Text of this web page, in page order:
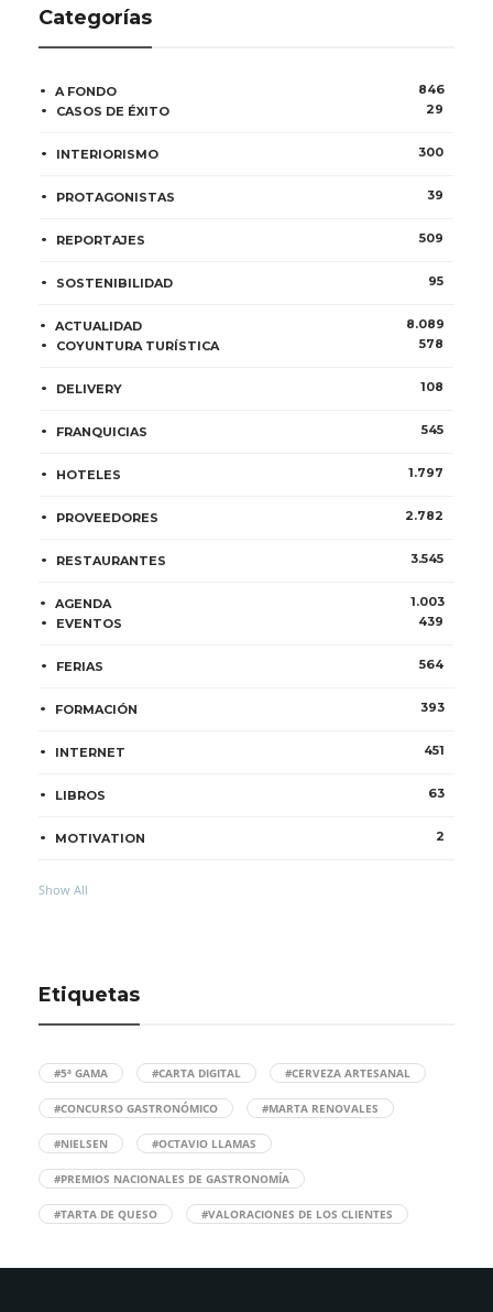
Categorías
A FONDO
846
CASOS DE ÉXITO
29
INTERIORISMO 300
PROTAGONISTAS 39
REPORTAJES 509
SOSTENIBILIDAD 95
ACTUALIDAD
8.089
COYUNTURA TURÍSTICA
578
DELIVERY 108
FRANQUICIAS 545
HOTELES 1.797
PROVEEDORES 2.782
RESTAURANTES 3.545
AGENDA
1.003
EVENTOS
439
FERIAS 564
FORMACIÓN 393
INTERNET 451
LIBROS 63
MOTIVATION 2
Show All
Etiquetas
#5ª GAMA #CARTA DIGITAL #CERVEZA ARTESANAL
#CONCURSO GASTRONÓMICO #MARTA RENOVALES
#NIELSEN #OCTAVIO LLAMAS
#PREMIOS NACIONALES DE GASTRONOMÍA
#TARTA DE QUESO #VALORACIONES DE LOS CLIENTES